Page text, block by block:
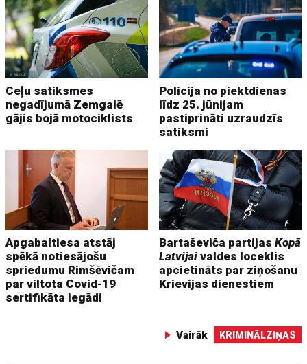
Ceļu satiksmes
negadījumā Zemgalē
gājis bojā motociklists
Policija no piektdienas
līdz 25. jūnijam
pastiprināti uzraudzīs
satiksmi
Apgabaltiesa atstāj
spēkā notiesājošu
spriedumu Rimšēvičam
par viltota Covid-19
sertifikāta iegādi
Bartaševiča partijasKopā
Latvijai valdes loceklis
apcietināts par ziņošanu
Krievijas dienestiem
Vairāk KRIMINĀLZIŅAS